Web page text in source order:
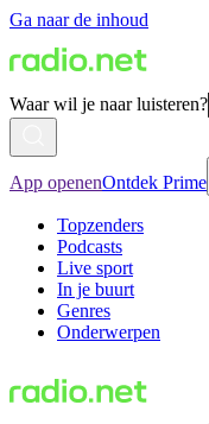
Ga naar de inhoud
Waar wil je naar luisteren?
App openenOntdek Prime
Topzenders
Podcasts
Live sport
In je buurt
Genres
Onderwerpen